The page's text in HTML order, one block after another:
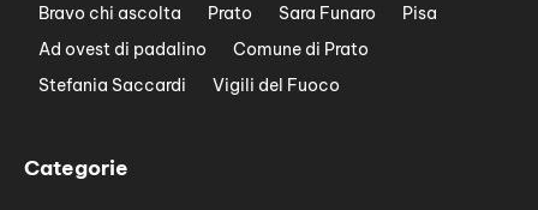
Bravo chi ascolta
Prato Sara Funaro
Pisa
Ad ovest di padalino
Comune di Prato
Stefania Saccardi
Vigili del Fuoco
Categorie